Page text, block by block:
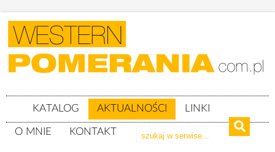
KATALOG AKTUALNOŚCI LINKI
O MNIE KONTAKT